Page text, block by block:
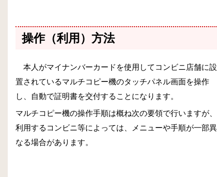
操作（利用）方法
本人がマイナンバーカードを使用してコンビニ店舗に設
置されているマルチコピー機のタッチパネル画面を操作
し、自動で証明書を交付することになります。
マルチコピー機の操作手順は概ね次の要領で行いますが、
利用するコンビニ等によっては、メニューや手順が一部異
なる場合があります。